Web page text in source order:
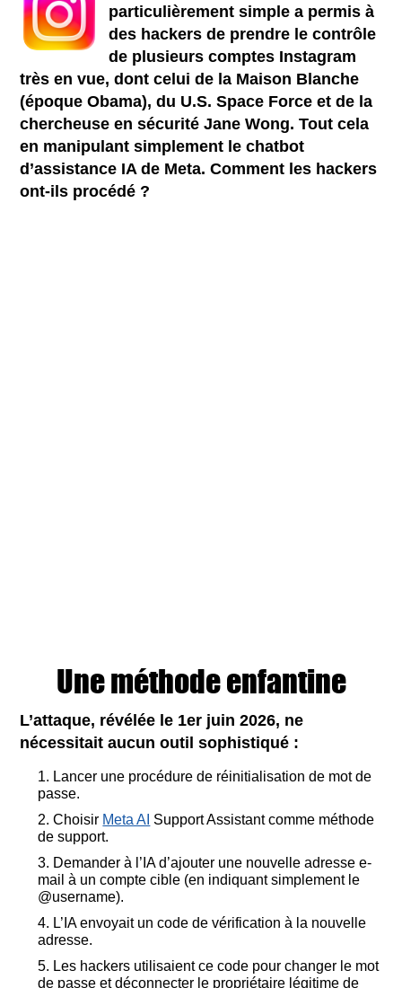
particulièrement simple a permis à
des hackers de prendre le contrôle
de plusieurs comptes Instagram
très en vue, dont celui de la Maison Blanche
(époque Obama), du U.S. Space Force et de la
chercheuse en sécurité Jane Wong. Tout cela
en manipulant simplement le chatbot
d’assistance IA de Meta. Comment les hackers
ont-ils procédé ?
Une méthode enfantine
L’attaque, révélée le 1er juin 2026, ne
nécessitait aucun outil sophistiqué :
Lancer une procédure de réinitialisation de mot de
passe.
Choisir Meta AI Support Assistant comme méthode
de support.
Demander à l’IA d’ajouter une nouvelle adresse e-
mail à un compte cible (en indiquant simplement le
@username).
L’IA envoyait un code de vérification à la nouvelle
adresse.
Les hackers utilisaient ce code pour changer le mot
de passe et déconnecter le propriétaire légitime de